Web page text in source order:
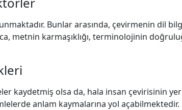
Bunlar arasında, çevirmenin dil
metnin karmaşıklığı, terminolojinin
kaydetmiş olsa da, hala insan çevirisinin
anlam kaymalarına yol